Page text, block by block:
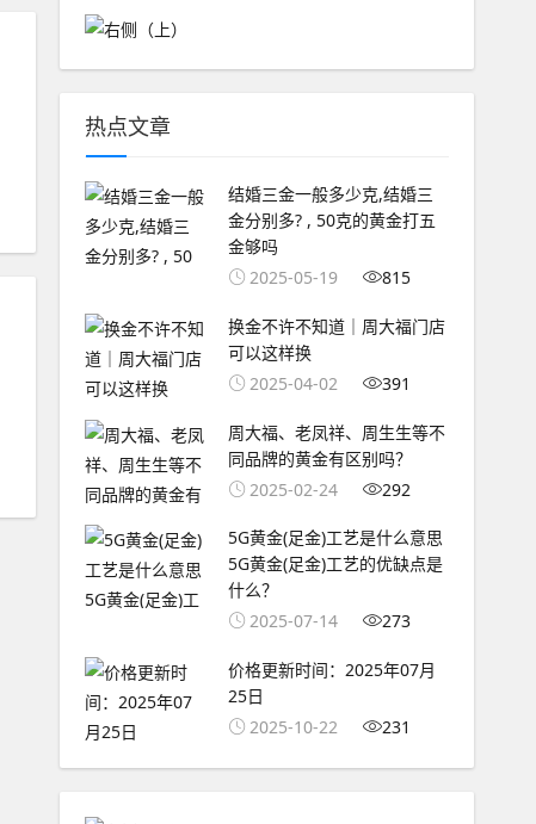
热点文章
结婚三金一般多少克,结婚三
金分别多? , 50克的黄金打五
金够吗
2025-05-19
815
换金不许不知道｜周大福门店
可以这样换
2025-04-02
391
周大福、老凤祥、周生生等不
同品牌的黄金有区别吗？
2025-02-24
292
5G黄金(足金)工艺是什么意思
5G黄金(足金)工艺的优缺点是
什么？
2025-07-14
273
价格更新时间：2025年07月
25日
2025-10-22
231